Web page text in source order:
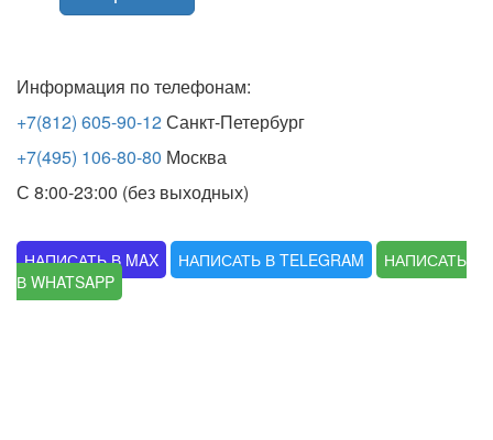
Информация по телефонам:
+7(812) 605-90-12Санкт-Петербург
+7(495) 106-80-80 Москва
С 8:00-23:00 (без выходных)
НАПИСАТЬ В MAX НАПИСАТЬ В TELEGRAM
НАПИСАТЬ
В WHATSAPP